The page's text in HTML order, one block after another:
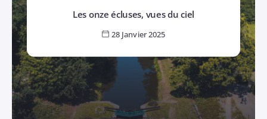
Les onze écluses, vues du ciel
28 Janvier 2025